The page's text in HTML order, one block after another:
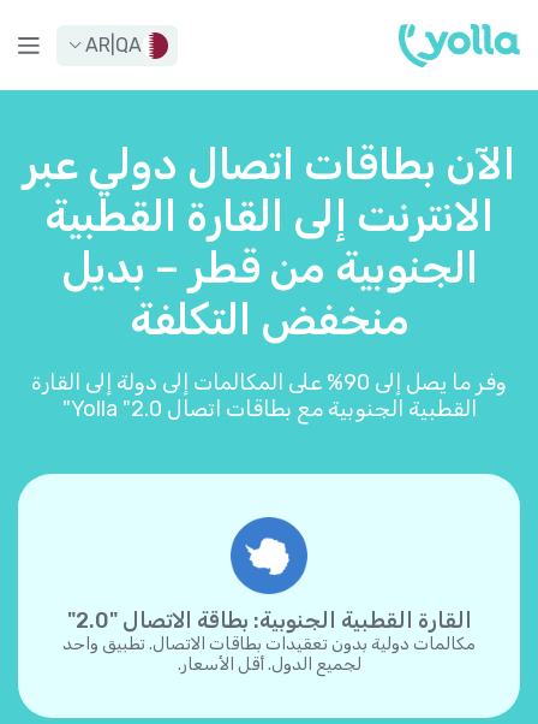
QA
AR
الآن بطاقات اتصال دولي عبر
الانترنت إلى القارة القطبية
الجنوبية من قطر – بديل
منخفض التكلفة
وفر ما يصل إلى 90% على المكالمات إلى دولة إلى القارة
القطبية الجنوبية مع بطاقات اتصال Yolla "2.0"
القارة القطبية الجنوبية: بطاقة الاتصال "2.0"
مكالمات دولية بدون تعقيدات بطاقات الاتصال. تطبيق واحد
لجميع الدول. أقل الأسعار.